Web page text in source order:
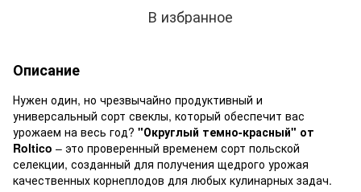
В избранное
Описание
Нужен один, но чрезвычайно продуктивный и
универсальный сорт свеклы, который обеспечит вас
урожаем на весь год? "Округлый темно-красный" от
Roltico – это проверенный временем сорт польской
селекции, созданный для получения щедрого урожая
качественных корнеплодов для любых кулинарных задач.